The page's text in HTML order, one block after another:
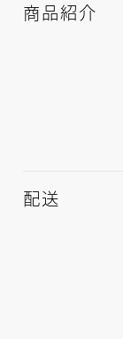
商品紹介
配送